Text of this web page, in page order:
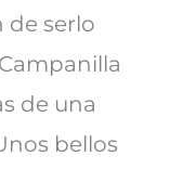
de serlo
de una
bellos